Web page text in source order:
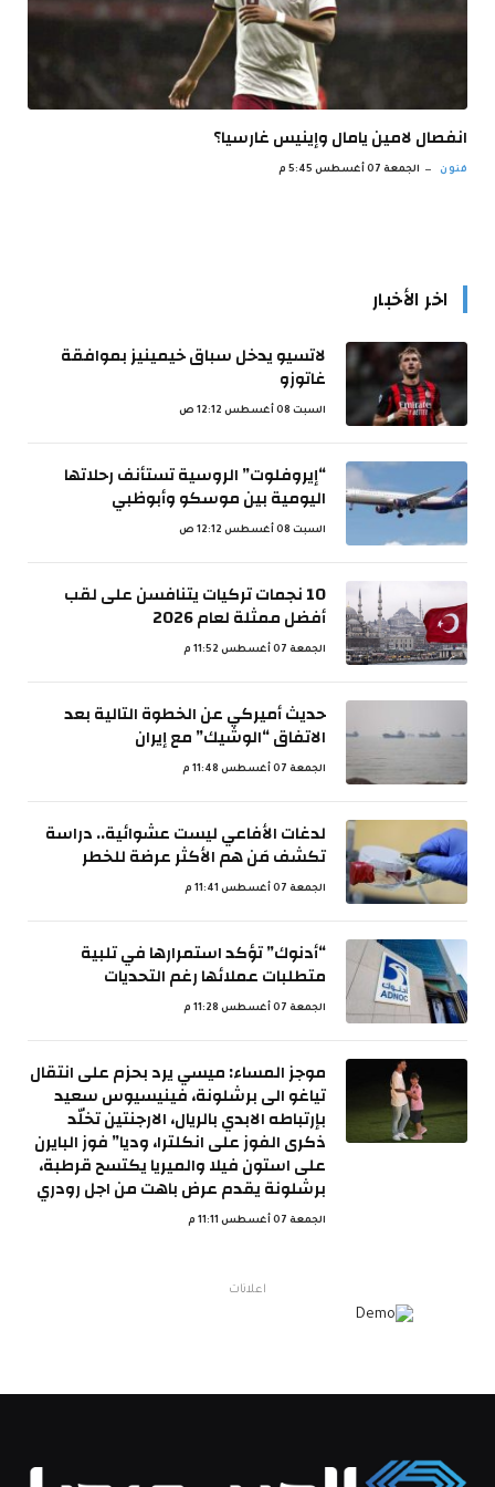
انفصال لامين يامال وإينيس غارسيا؟
فنون الجمعة 07 أغسطس 5:45 م
اخر الأخبار
لاتسيو يدخل سباق خيمينيز بموافقة
غاتوزو
السبت 08 أغسطس 12:12 ص
“إيروفلوت” الروسية تستأنف رحلاتها
اليومية بين موسكو وأبوظبي
السبت 08 أغسطس 12:12 ص
10 نجمات تركيات يتنافسن على لقب
أفضل ممثلة لعام 2026
الجمعة 07 أغسطس 11:52 م
حديث أميركي عن الخطوة التالية بعد
الاتفاق “الوشيك” مع إيران
الجمعة 07 أغسطس 11:48 م
لدغات الأفاعي ليست عشوائية.. دراسة
تكشف مَن هم الأكثر عرضة للخطر
الجمعة 07 أغسطس 11:41 م
“أدنوك” تؤكد استمرارها في تلبية
متطلبات عملائها رغم التحديات
الجمعة 07 أغسطس 11:28 م
موجز المساء: ميسي يرد بحزم على انتقال
تياغو الى برشلونة، فينيسيوس سعيد
بإرتباطه الابدي بالريال، الارجنتين تخلّد
ذكرى الفوز على انكلترا، وديا” فوز البايرن
على استون فيلا والميريا يكتسح قرطبة،
برشلونة يقدم عرض باهت من اجل رودري
الجمعة 07 أغسطس 11:11 م
اعلانات